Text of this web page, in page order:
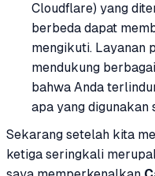
Cloudflare) yang
berbeda dapat
mengikuti. Layanan
mendukung
bahwa Anda
apa yang digunakan
Sekarang setelah kita
ketiga seringkali